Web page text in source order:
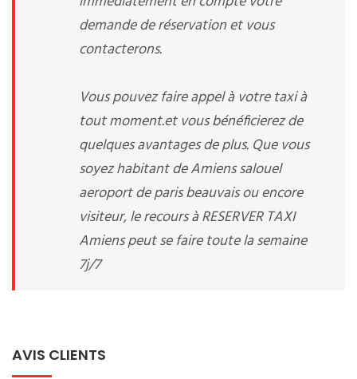
demande de réservation et vous
contacterons.
Vous pouvez faire appel à votre taxi à
tout moment.et vous bénéficierez de
quelques avantages de plus. Que vous
soyez habitant de Amiens salouel
aeroport de paris beauvais ou encore
visiteur, le recours à RESERVER TAXI
Amiens peut se faire toute la semaine
7j/7
AVIS CLIENTS